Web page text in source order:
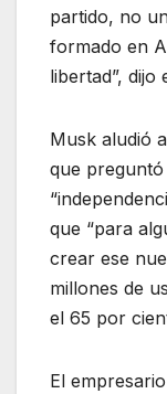
partido, no
formado en
libertad”, dijo
Musk aludió
que
que “para
crear ese
millones de
el 65 por
El